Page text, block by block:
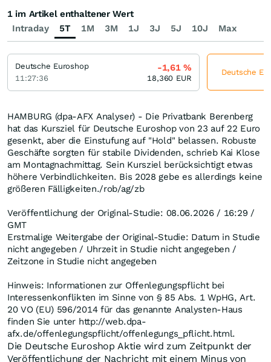
HAMBURG (dpa-AFX Analyser) - Die Privatbank Berenberg
hat das Kursziel für Deutsche Euroshop von 23 auf 22 Euro
gesenkt, aber die Einstufung auf "Hold" belassen. Robuste
Geschäfte sorgten für stabile Dividenden, schrieb Kai Klose
am Montagnachmittag. Sein Kursziel berücksichtigt etwas
höhere Verbindlichkeiten. Bis 2028 gebe es allerdings keine
größeren Fälligkeiten./rob/ag/zb
Veröffentlichung der Original-Studie: 08.06.2026 / 16:29 /
GMT
Erstmalige Weitergabe der Original-Studie: Datum in Studie
nicht angegeben / Uhrzeit in Studie nicht angegeben /
Zeitzone in Studie nicht angegeben
Hinweis: Informationen zur Offenlegungspflicht bei
Interessenkonflikten im Sinne von § 85 Abs. 1 WpHG, Art.
20 VO (EU) 596/2014 für das genannte Analysten-Haus
finden Sie unter http://web.dpa-
afx.de/offenlegungspflicht/offenlegungs_pflicht.html.
Die Deutsche Euroshop Aktie wird zum Zeitpunkt der
Veröffentlichung der Nachricht mit einem Minus von
Intraday 5T 1M 3M 1J 3J 5J 10J Max
1 im Artikel enthaltener Wert
Deutsche Euroshop
11:27:36
-1,61%
18,360 EUR
Deutsche